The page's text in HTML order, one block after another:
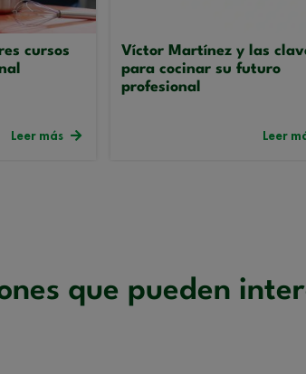
cursos
Leer más
Víctor Martínez y las
para cocinar su futuro
profesional
Leer
que pueden